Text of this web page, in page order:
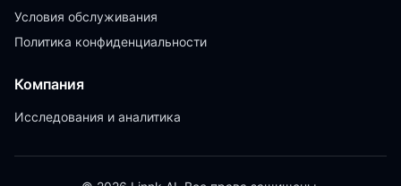
Условия обслуживания
Политика конфиденциальности
Компания
Исследования и аналитика